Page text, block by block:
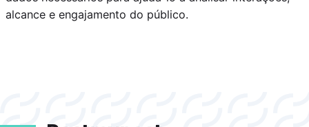
alcance e engajamento do público.